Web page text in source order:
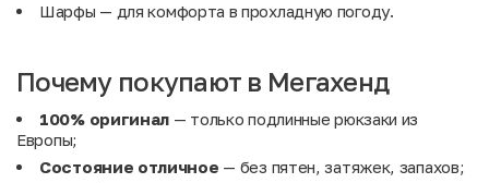
Шарфы — для комфорта в прохладную погоду.
Почему покупают в Мегахенд
100% оригинал — только подлинные рюкзаки из
Европы;
Состояние отличное — без пятен, затяжек, запахов;